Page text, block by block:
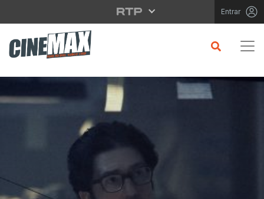
Saltar para o conteúdo principal Entrar